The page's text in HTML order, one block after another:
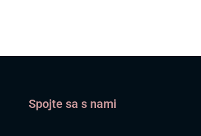
Spojte sa s nami